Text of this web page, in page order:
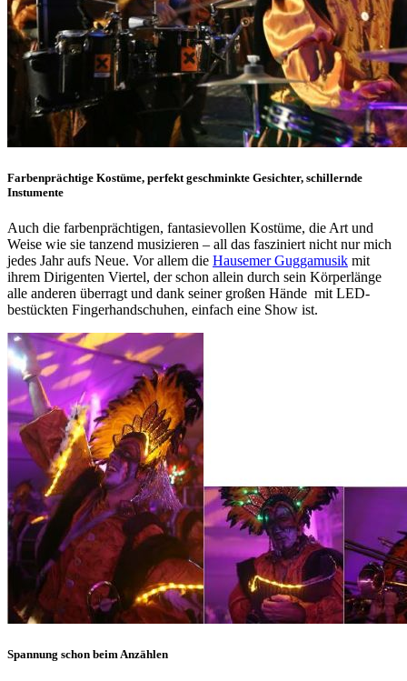
Farbenprächtige Kostüme, perfekt geschminkte Gesichter, schillernde
Instumente
Auch die farbenprächtigen, fantasievollen Kostüme, die Art und
Weise wie sie tanzend musizieren – all das fasziniert nicht nur mich
jedes Jahr aufs Neue. Vor allem die Hausemer Guggamusik mit
ihrem Dirigenten Viertel, der schon allein durch sein Körperlänge
alle anderen überragt und dank seiner großen Hände mit LED-
bestückten Fingerhandschuhen, einfach eine Show ist.
Spannung schon beim Anzählen